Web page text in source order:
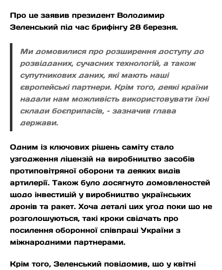
Про це заявив президент Володимир
Зеленський під час брифінгу 28 березня.
Ми домовилися про розширення доступу до
розвідданих, сучасних технологій, а також
супутникових даних, які мають наші
європейські партнери. Крім того, деякі країни
надали нам можливість використовувати їхні
склади боєприпасів, – зазначив глава
держави.
Одним із ключових рішень саміту стало
узгодження ліцензій на виробництво засобів
протиповітряної оборони та деяких видів
артилерії. Також було досягнуто домовленостей
щодо інвестицій у виробництво українських
дронів та ракет. Хоча деталі цих угод поки що не
розголошуються, такі кроки свідчать про
посилення оборонної співпраці України з
міжнародними партнерами.
Крім того, Зеленський повідомив, що у квітні